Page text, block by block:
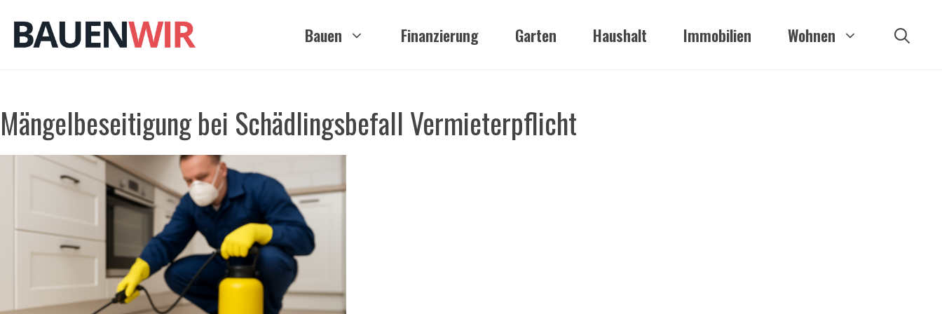
Inhalt
springen
Bauen Finanzierung Garten Haushalt Immobilien Wohnen
Mängelbeseitigung bei Schädlingsbefall Vermieterpflicht